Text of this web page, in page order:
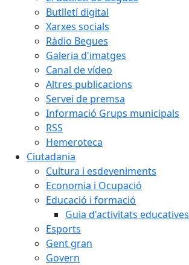
Butlletí digital
Xarxes socials
Ràdio Begues
Galeria d'imatges
Canal de vídeo
Altres publicacions
Servei de premsa
Informació Grups municipals
RSS
Hemeroteca
Ciutadania
Cultura i esdeveniments
Economia i Ocupació
Educació i formació
Guia d'activitats educatives
Esports
Gent gran
Govern